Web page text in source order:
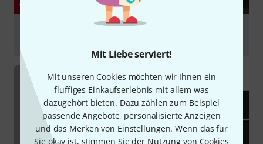
Mit Liebe serviert!
Mit unseren Cookies möchten wir Ihnen ein
fluffiges Einkaufserlebnis mit allem was
dazugehört bieten. Dazu zählen zum Beispiel
passende Angebote, personalisierte Anzeigen
und das Merken von Einstellungen. Wenn das für
Sie okay ist, stimmen Sie der Nutzung von Cookies
YOUTUBE
Yamaha Venova (야마하 베노바) My way - performed
abspielen